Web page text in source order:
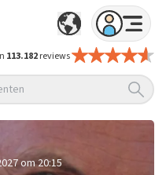
113.182reviews
om 20:15